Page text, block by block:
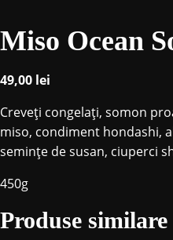
Miso Ocean
49,00 lei
Creveți congelaţi, somon
miso, condiment hondashi,
semințe de susan, ciuperci
450g
Produse similare